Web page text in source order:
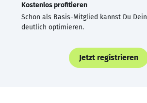
Kostenlos profitieren
Schon als Basis-Mitglied kannst Du
deutlich optimieren.
Jetzt registrieren